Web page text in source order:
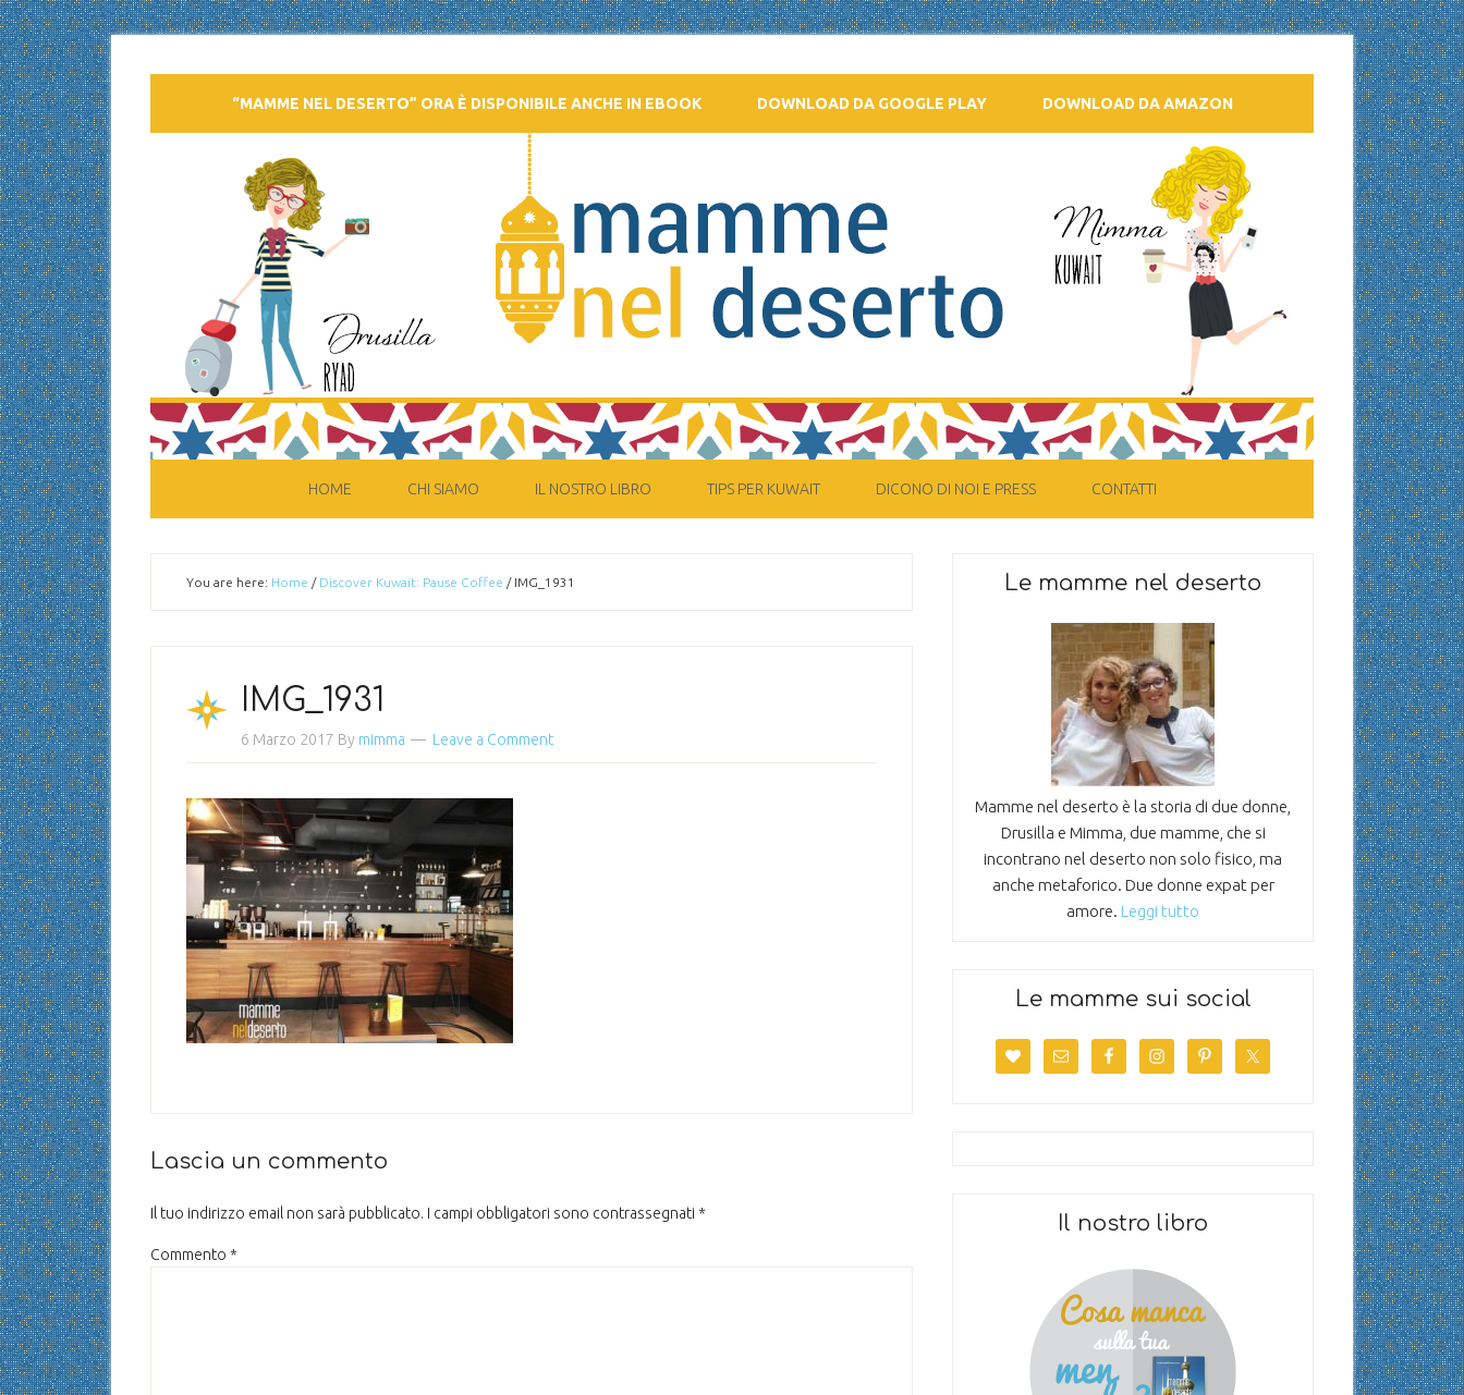
“MAMME NEL DESERTO” ORA È DISPONIBILE ANCHE IN EBOOK DOWNLOAD DA GOOGLE PLAY DOWNLOAD DA AMAZON
HOME CHI SIAMO IL NOSTRO LIBRO TIPS PER KUWAIT DICONO DI NOI E PRESS CONTATTI
You are here: Home / Discover Kuwait: Pause Coffee /IMG_1931
IMG_1931
6 Marzo 2017 By mimma Leave a Comment
Lascia un commento
Il tuo indirizzo email non sarà pubblicato. I campi obbligatori sono contrassegnati *
Commento *
Le mamme nel deserto
Mamme nel deserto è la storia di due donne,
Drusilla e Mimma, due mamme, che si
incontrano nel deserto non solo fisico, ma
anche metaforico. Due donne expat per
amore. Leggi tutto
Le mamme sui social
Il nostro libro